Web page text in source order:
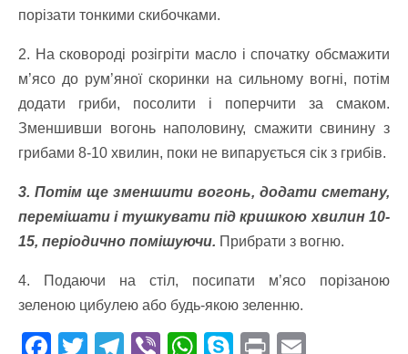
порізати тонкими скибочками.
2. На сковороді розігріти масло і спочатку обсмажити
м’ясо до рум’яної скоринки на сильному вогні, потім
додати гриби, посолити і поперчити за смаком.
Зменшивши вогонь наполовину, смажити свинину з
грибами 8-10 хвилин, поки не випарується сік з грибів.
3. Потім ще зменшити вогонь, додати сметану,
перемішати і тушкувати під кришкою хвилин 10-
15, періодично помішуючи. Прибрати з вогню.
4. Подаючи на стіл, посипати м’ясо порізаною
зеленою цибулею або будь-якою зеленню.
F T T Vi W S Pr